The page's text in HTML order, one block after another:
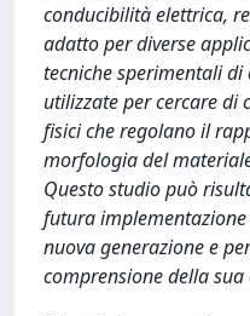
conducibilità elettrica,
adatto per diverse
tecniche sperimentali
utilizzate per cercare di
fisici che regolano il
morfologia del
Questo studio può
futura implementazione
nuova generazione e
comprensione della